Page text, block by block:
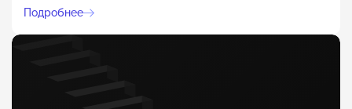
Подробнее